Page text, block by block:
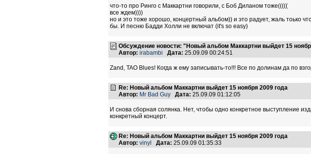
что-то про Ринго с Маккартни говорили, с Боб Диланом тоже(((((
все ждем))))
но и это тоже хорошо, концертный альбом)) и это радует, жаль тоько
бы. И песню Бадди Холли не включат (it's so easy)
Обсуждение новости: "Новый альбом Маккартни выйдет 15
Автор: irabambi Дата: 25.09.09 00:24:51
Zand, TAO Blues! Когда ж ему записывать-то!!! Все по долинам да по
Re: Новый альбом Маккартни выйдет 15 ноября 2009 года
Автор: Mr Bad Guy Дата: 25.09.09 01:12:05
И снова сборная солянка. Нет, чтобы одно конкретное выступление
конкретный концерт.
Re: Новый альбом Маккартни выйдет 15 ноября 2009 года
Автор: vinyl Дата: 25.09.09 01:35:33